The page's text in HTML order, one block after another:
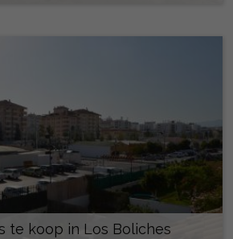
te koop in Los Boliches